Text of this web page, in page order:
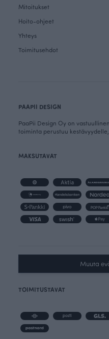
Mitoitukset
Hoito-ohjeet
Yhteys
Toimitusehdot
PAAPII DESIGN
PaaPii Design Oy on
toiminta perustuu
MAKSUTAVAT
Muuta
TOIMITUSTAVAT